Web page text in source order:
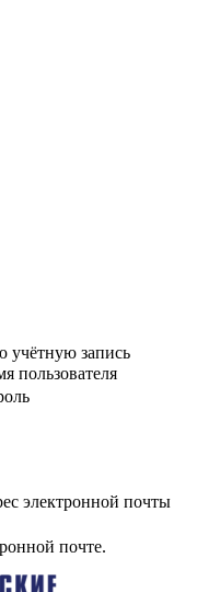
учётную запись
пользователя
электронной почты
почте.